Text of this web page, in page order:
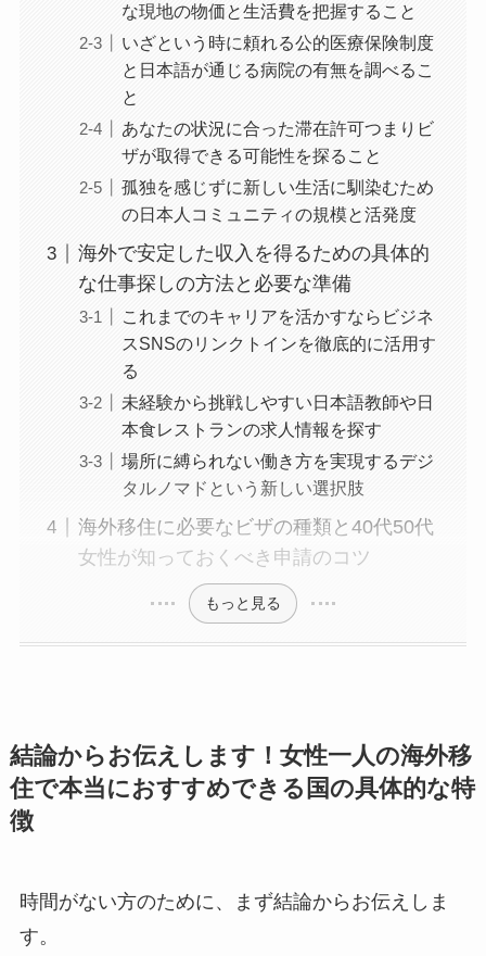
な現地の物価と生活費を把握すること
いざという時に頼れる公的医療保険制度
と日本語が通じる病院の有無を調べるこ
と
あなたの状況に合った滞在許可つまりビ
ザが取得できる可能性を探ること
孤独を感じずに新しい生活に馴染むため
の日本人コミュニティの規模と活発度
海外で安定した収入を得るための具体的
な仕事探しの方法と必要な準備
これまでのキャリアを活かすならビジネ
スSNSのリンクトインを徹底的に活用す
る
未経験から挑戦しやすい日本語教師や日
本食レストランの求人情報を探す
場所に縛られない働き方を実現するデジ
タルノマドという新しい選択肢
海外移住に必要なビザの種類と40代50代
女性が知っておくべき申請のコツ
もっと見る
結論からお伝えします！女性一人の海外移
住で本当におすすめできる国の具体的な特
徴
時間がない方のために、まず結論からお伝えしま
す。